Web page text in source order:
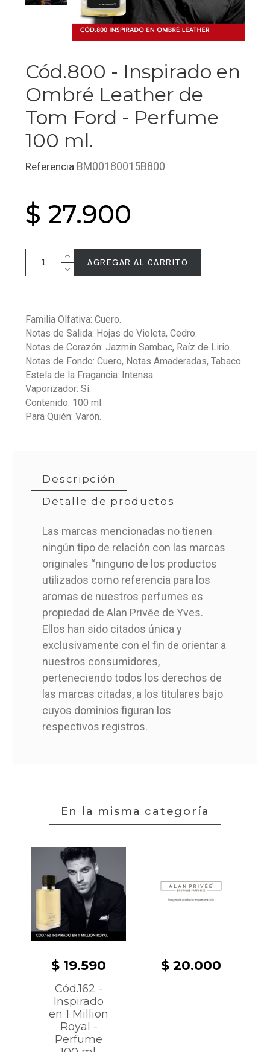
Cód.800 - Inspirado en
Ombré Leather de
Tom Ford - Perfume
100 ml.
Referencia BM00180015B800
$ 27.900
AGREGAR AL CARRITO
Familia Olfativa: Cuero.
Notas de Salida: Hojas de Violeta, Cedro.
Notas de Corazón: Jazmín Sambac, Raíz de Lirio.
Notas de Fondo: Cuero, Notas Amaderadas, Tabaco.
Estela de la Fragancia: Intensa
Vaporizador: Sí.
Contenido: 100 ml.
Para Quién: Varón.
Descripción
Detalle de productos
Las marcas mencionadas no tienen
ningún tipo de relación con las marcas
originales “ninguno de los productos
utilizados como referencia para los
aromas de nuestros perfumes es
propiedad de Alan Privēe de Yves.
Ellos han sido citados única y
exclusivamente con el fin de orientar a
nuestros consumidores,
perteneciendo todos los derechos de
las marcas citadas, a los titulares bajo
cuyos dominios figuran los
respectivos registros.
ReferenciaBM00180015B800
Casa Perfumista Tom Ford
Inspirado Ombrè Leather
En la misma categoría
Cód.162 -
Inspirado
en 1 Million
Royal -
Perfume
$ 19.590 $ 20.000